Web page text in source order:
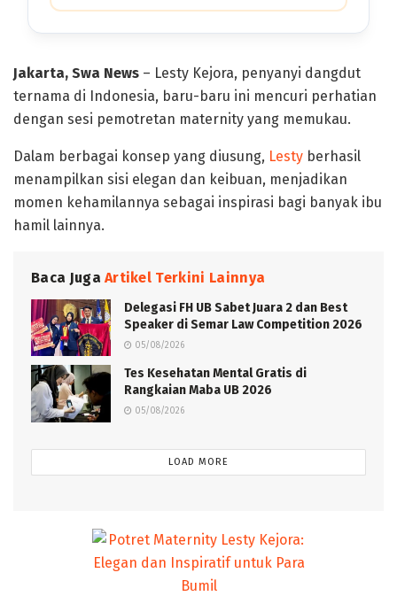
Jakarta, Swa News – Lesty Kejora, penyanyi dangdut
ternama di Indonesia, baru-baru ini mencuri perhatian
dengan sesi pemotretan maternity yang memukau.
Dalam berbagai konsep yang diusung, Lesty berhasil
menampilkan sisi elegan dan keibuan, menjadikan
momen kehamilannya sebagai inspirasi bagi banyak ibu
hamil lainnya.
Baca Juga Artikel Terkini Lainnya
Delegasi FH UB Sabet Juara 2 dan Best
Speaker di Semar Law Competition 2026
05/08/2026
Tes Kesehatan Mental Gratis di
Rangkaian Maba UB 2026
05/08/2026
LOAD MORE